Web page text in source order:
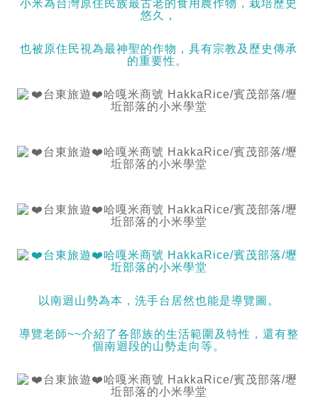
小米為台灣原住民族最古老的食用農作物，栽培歷史
悠久，
也被原住民視為最神聖的作物，具有宗教及歷史傳承
的重要性。
以南迴山勢為本，洗手台居然也能是導覽圖。
導覽老師~~介紹了各部族的生活範圍及特性，還有整
個南迴段的山勢走向等。